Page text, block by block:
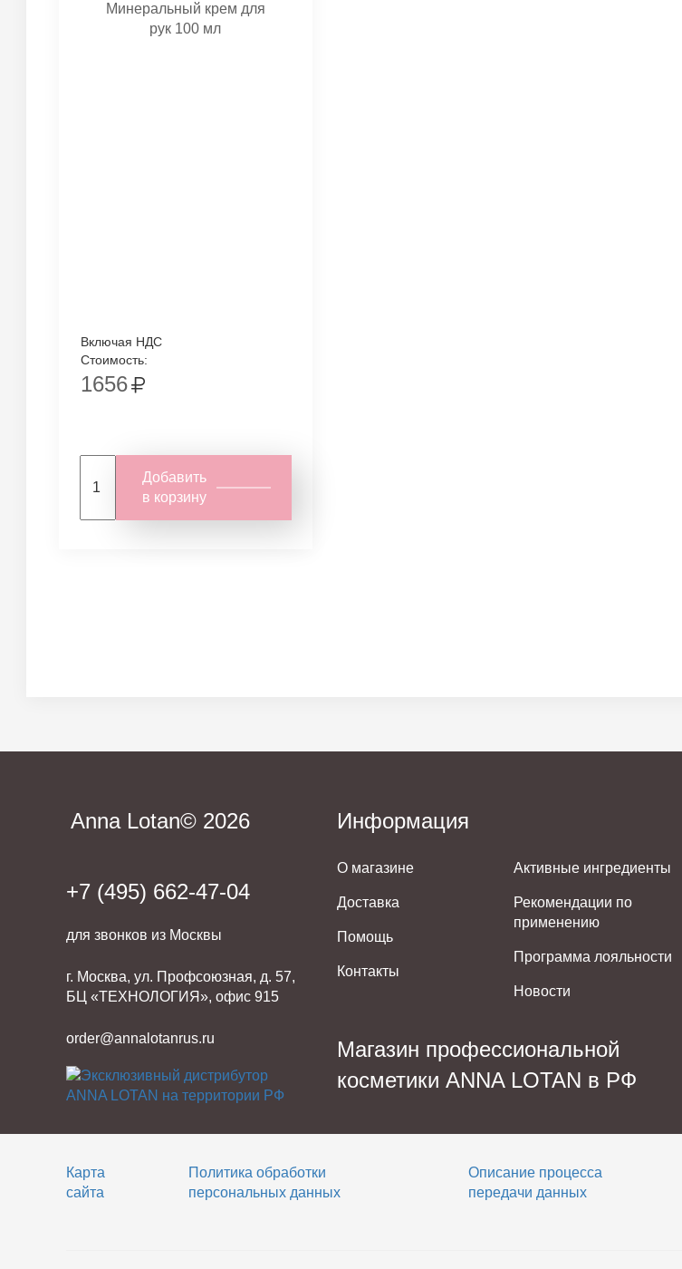
Минеральный крем для
рук 100 мл
Включая НДС
Стоимость:
1656
Добавить
в корзину
Anna Lotan© 2026
+7 (495) 662-47-04
для звонков из Москвы
г. Москва, ул. Профсоюзная, д. 57,
БЦ «ТЕХНОЛОГИЯ», офис 915
order@annalotanrus.ru
Информация
О магазине
Доставка
Помощь
Контакты
Активные ингредиенты
Рекомендации по
применению
Программа лояльности
Новости
Магазин профессиональной
косметики ANNA LOTAN в РФ
Карта
сайта
Политика обработки
персональных данных
Описание процесса
передачи данных